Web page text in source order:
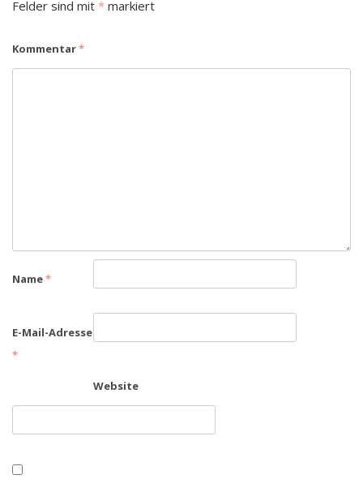
Felder sind mit * markiert
Kommentar*
Name*
E-Mail-Adresse
*
Website